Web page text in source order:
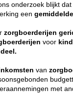
onderzoek blijkt
eengemiddelde
zorgboerderijen
voor
van
met